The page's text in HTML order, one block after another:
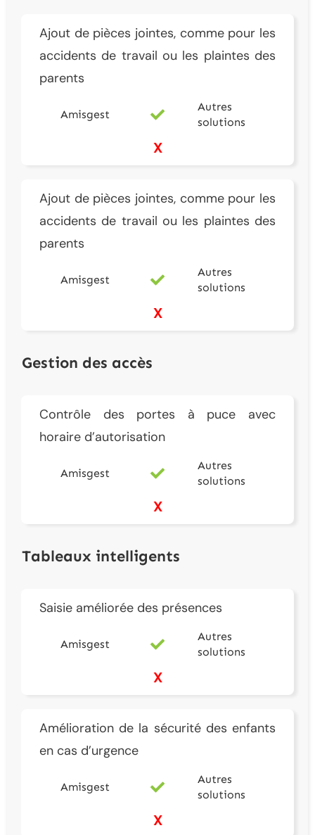
Ajout de pièces jointes, comme pour les
accidents de travail ou les plaintes des
parents
Amisgest
Autres
solutions
X
Ajout de pièces jointes, comme pour les
accidents de travail ou les plaintes des
parents
Amisgest
Autres
solutions
X
Gestion des accès
Contrôle des portes à puce avec
horaire d’autorisation
Amisgest
Autres
solutions
X
Tableaux intelligents
Saisie améliorée des présences
Amisgest
Autres
solutions
X
Amélioration de la sécurité des enfants
en cas d’urgence
Amisgest
Autres
solutions
X